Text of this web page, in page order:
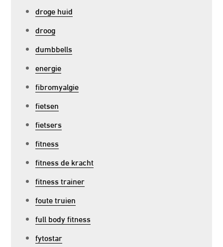
droge huid
droog
dumbbells
energie
fibromyalgie
fietsen
fietsers
fitness
fitness de kracht
fitness trainer
foute truien
full body fitness
fytostar